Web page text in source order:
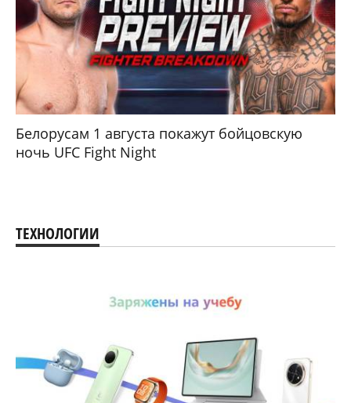
Белорусам 1 августа покажут бойцовскую
ночь UFC Fight Night
ТЕХНОЛОГИИ